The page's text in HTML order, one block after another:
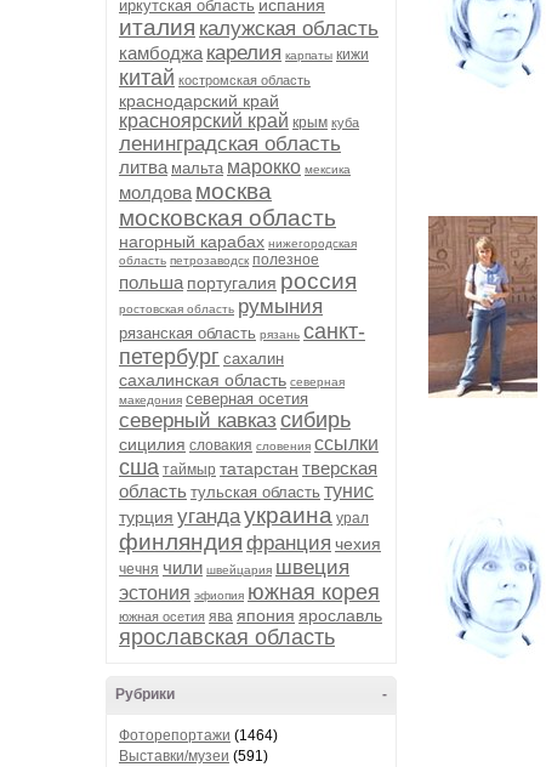
иркутская область испания
италия калужская область
камбоджа карелия карпаты кижи
китай костромская область
краснодарский край
красноярский край крым куба
ленинградская область
литва мальта марокко мексика
молдова москва
московская область
нагорный карабах нижегородская
область петрозаводск полезное
польша португалия россия
ростовская область румыния
рязанская область рязань санкт-
петербург сахалин
сахалинская область северная
македония северная осетия
северный кавказ сибирь
сицилия словакия словения ссылки
сша таймыр татарстан тверская
область тульская область тунис
турция угандаукраина урал
финляндия франция чехия
чечня чили швейцария швеция
эстония эфиопия южная корея
южная осетия ява япония ярославль
ярославская область
-
Рубрики
Фоторепортажи (1464)
Выставки/музеи (591)